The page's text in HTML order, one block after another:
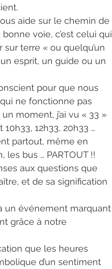
aide sur le chemin de
voie, c’est celui qui
terre « ou quelqu’un
esprit, un guide ou un
pour que nous
ne fonctionne pas
moment, j’ai vu « 33 »
12h33, 20h33 …
partout, même en
bus … PARTOUT !!
aux questions que
et de sa signification
un événement marquant
grâce à notre
que les heures
d’un sentiment